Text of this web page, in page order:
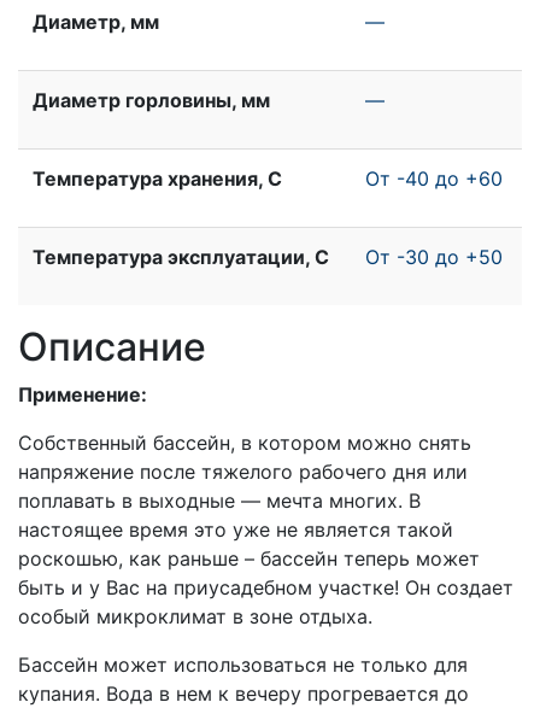
Диаметр, мм —
Диаметр горловины, мм —
Температура хранения, С От -40 до +60
Температура эксплуатации, С От -30 до +50
Описание
Применение:
Собственный бассейн, в котором можно снять
напряжение после тяжелого рабочего дня или
поплавать в выходные — мечта многих. В
настоящее время это уже не является такой
роскошью, как раньше – бассейн теперь может
быть и у Вас на приусадебном участке! Он создает
особый микроклимат в зоне отдыха.
Бассейн может использоваться не только для
купания. Вода в нем к вечеру прогревается до